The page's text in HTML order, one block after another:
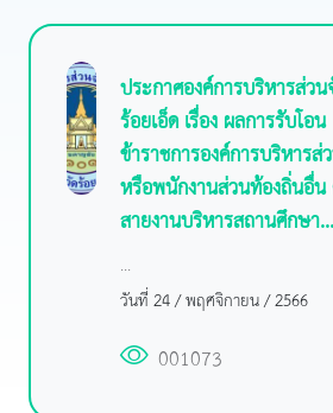
ประกาศองค์การบริหารส่ว
ร้อยเอ็ด เรื่อง ผลการรับโอน
ข้าราชการองค์การบริหารส่
หรือพนักงานส่วนท้องถิ่นอื่
สายงานบริหารสถานศึกษา...
...
วันที่ 24 / พฤศจิกายน / 2566
001073